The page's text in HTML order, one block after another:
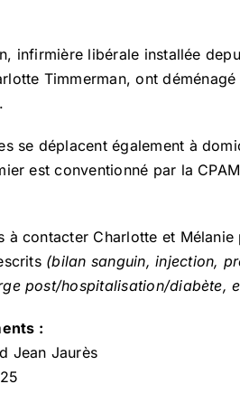
infirmière libérale installée
Timmerman, ont
se déplacent également à
est conventionné par la
à contacter Charlotte et
(bilan sanguin, injection,
post/hospitalisation/diabète,
:
Jean Jaurès